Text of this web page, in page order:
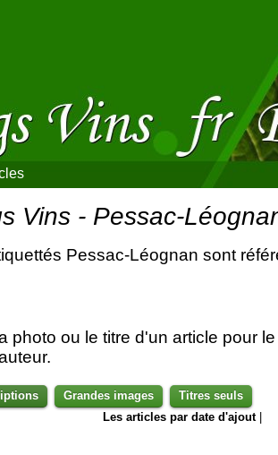
Vins - Pessac-
Pessac-Léognan sont
photo ou le titre d'un article pour
Grandes images
Titres seuls
Les articles par date d'ajout|